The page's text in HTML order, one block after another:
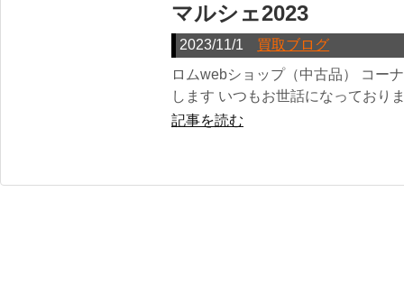
マルシェ2023
2023/11/1
買取ブログ
ロムwebショップ（中古品） コー
します いつもお世話になってお
記事を読む